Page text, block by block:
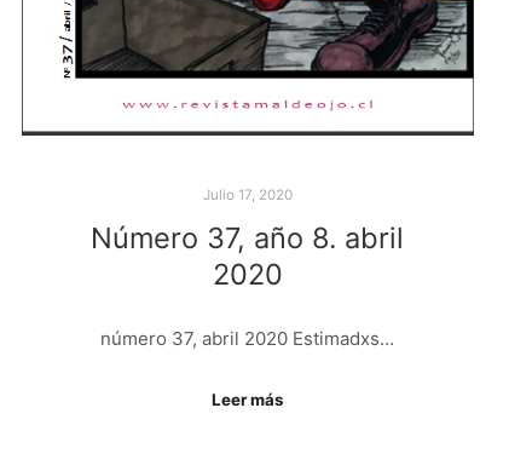
Julio 17, 2020
Número 37, año 8. abril
2020
número 37, abril 2020 Estimadxs…
Leer más